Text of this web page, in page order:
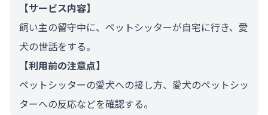
【サービス内容】
飼い主の留守中に、ペットシッターが自宅に行き、愛
犬の世話をする。
【利用前の注意点】
ペットシッターの愛犬への接し方、愛犬のペットシッ
ターへの反応などを確認する。